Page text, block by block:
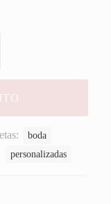
boda
personalizadas